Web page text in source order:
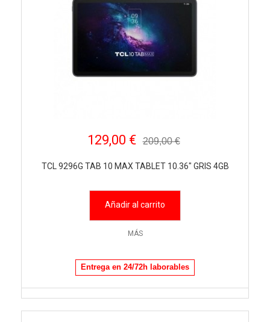
129,00 € 209,00 €
TCL 9296G TAB 10 MAX TABLET 10.36" GRIS 4GB
Añadir al carrito
MÁS
Entrega en 24/72h laborables